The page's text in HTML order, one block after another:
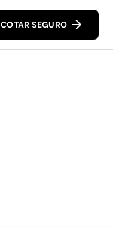
COTAR SEGURO